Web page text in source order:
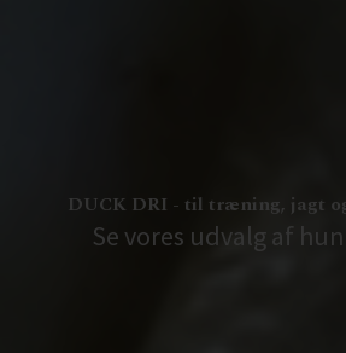
DUCK DRI - til træning, jagt
Se vores udvalg af